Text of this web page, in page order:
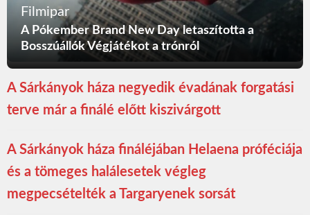
Filmipar
A Pókember Brand New Day letaszította a
Bosszúállók Végjátékot a trónról
A Sárkányok háza negyedik évadának forgatási
terve már a finálé előtt kiszivárgott
A Sárkányok háza fináléjában Helaena próféciája
és a tömeges halálesetek végleg
megpecsételték a Targaryenek sorsát